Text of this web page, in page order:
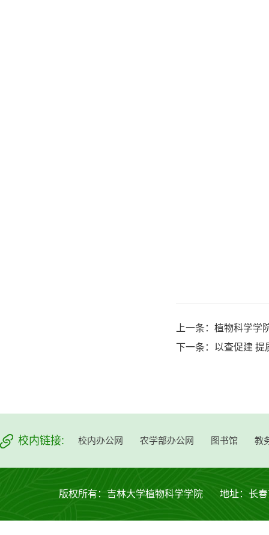
上一条： 植物科学学
下一条： 以查促建 提
校内链接: 校内办公网 农学部办公网 图书馆 教
版权所有：吉林大学植物科学学院 地址：长